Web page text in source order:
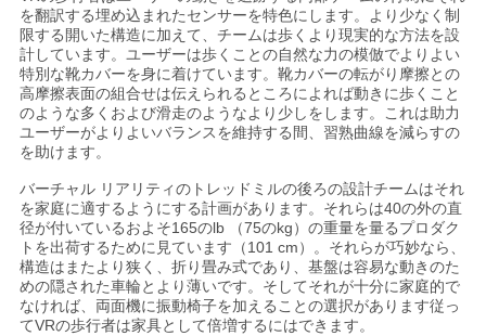
ュ
ー
ス
ケ
ー
ス
を翻訳する埋め込まれたセンサーを特色にします。より少なく制
限する開いた構造に加えて、チームは歩くより現実的な方法を設
計しています。ユーザーは歩くことの自然な力の模倣でよりよい
特別な靴カバーを身に着けています。靴カバーの転がり摩擦との
高摩擦表面の組合せは伝えられるところによれば動きに歩くこと
のような多くおよび滑走のようなより少しをします。これは助力
ユーザーがよりよいバランスを維持する間、習熟曲線を減らすの
を助けます。
バーチャル リアリティのトレッドミルの後ろの設計チームはそれ
を家庭に適するようにする計画があります。 それらは40の外の直
径が付いているおよそ165のlb （75のkg）の重量を量るプロダク
トを出荷するために見ています（101 cm）。それらが巧妙なら、
構造はまたより狭く、折り畳み式であり、基盤は容易な動きのた
めの隠された車輪とより薄いです。そしてそれが十分に家庭的で
なければ、両面機に振動椅子を加えることの選択があります従っ
てVRの歩行者は家具として倍増するにはできます。